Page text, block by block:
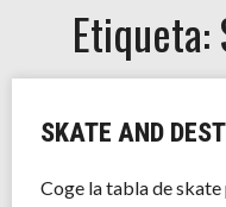
EXPOSICIONES
HISTORIAS
SKATE AND
Coge la tabla de